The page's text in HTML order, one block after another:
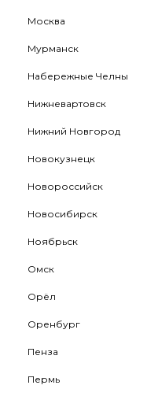
Москва
Мурманск
Набережные Челны
Нижневартовск
Нижний Новгород
Новокузнецк
Новороссийск
Новосибирск
Ноябрьск
Омск
Орёл
Оренбург
Пенза
Пермь